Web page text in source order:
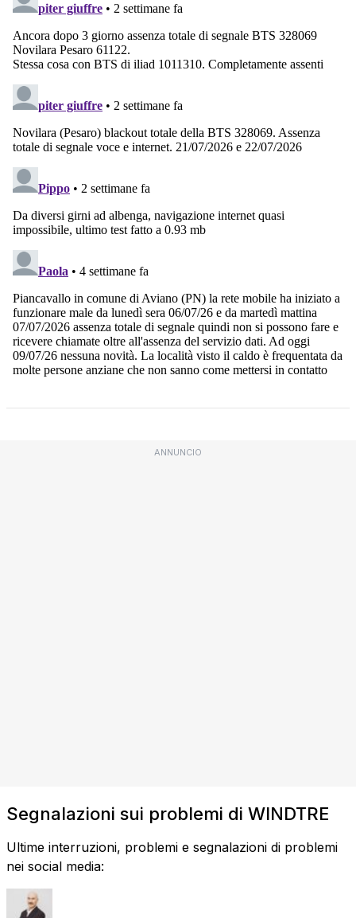
ANNUNCIO
Segnalazioni sui problemi di WINDTRE
Ultime interruzioni, problemi e segnalazioni di problemi
nei social media: